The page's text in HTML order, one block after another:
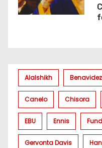
Alalshikh Benavidez
Canelo Chisora
EBU Ennis
Gervonta Davis